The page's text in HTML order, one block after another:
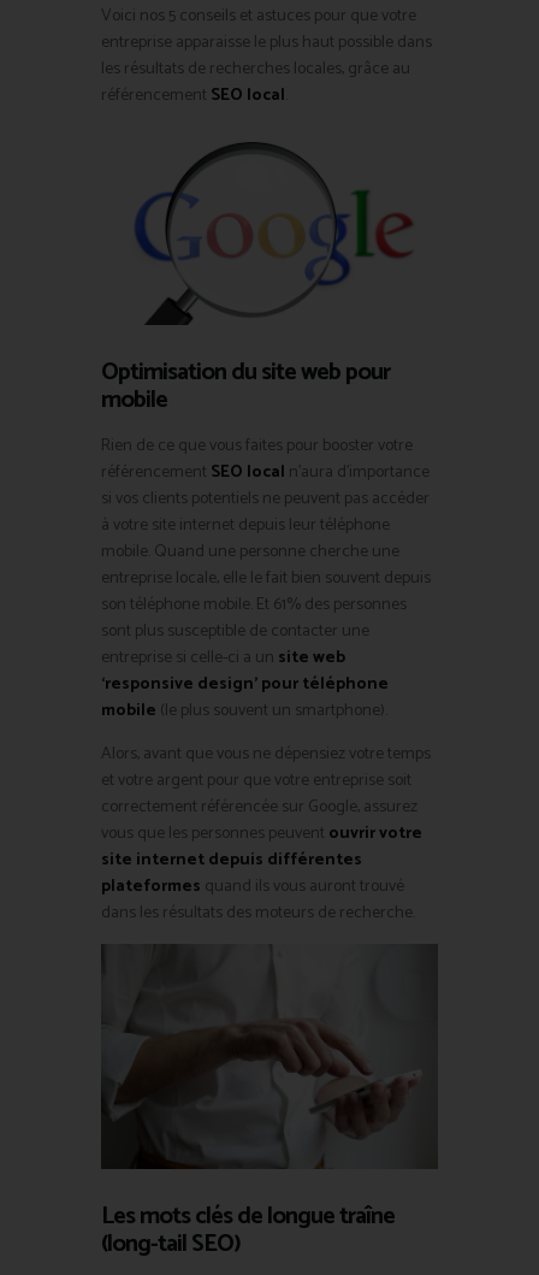
Voici nos 5 conseils et astuces pour que votre
entreprise apparaisse le plus haut possible dans
les résultats de recherches locales, grâce au
référencement SEO local
Optimisation du site web pour
mobile
Rien de ce que vous faites pour booster votre
référencement SEO local n’aura d’importance
si vos clients potentiels ne peuvent pas accéder
à votre site internet depuis leur téléphone
mobile. Quand une personne cherche une
entreprise locale, elle le fait bien souvent depuis
son téléphone mobile. Et 61% des personnes
sont plus susceptible de contacter une
entreprise si celle-ci a un site web
‘responsive design’ pour téléphone
mobile (le plus souvent un smartphone).
Alors, avant que vous ne dépensiez votre temps
et votre argent pour que votre entreprise soit
correctement référencée sur Google, assurez
vous que les personnes peuvent ouvrir votre
site internet depuis différentes
plateformes quand ils vous auront trouvé
dans les résultats des moteurs de recherche.
Les mots clés de longue traîne
(long-tail SEO)